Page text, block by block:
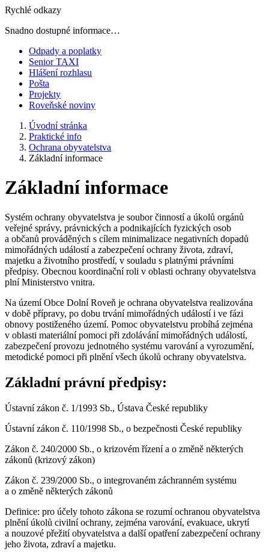
Rychlé odkazy
Snadno dostupné informace…
Odpady a poplatky
Senior TAXI
Hlášení rozhlasu
Pošta
Projekty
Roveňské noviny
Úvodní stránka
Praktické info
Ochrana obyvatelstva
Základní informace
Základní informace
Systém ochrany obyvatelstva je soubor činností a úkolů orgánů
veřejné správy, právnických a podnikajících fyzických osob
a občanů prováděných s cílem minimalizace negativních dopadů
mimořádných událostí a zabezpečení ochrany života, zdraví,
majetku a životního prostředí, v souladu s platnými právními
předpisy. Obecnou koordinační roli v oblasti ochrany obyvatelstva
plní Ministerstvo vnitra.
Na území Obce Dolní Roveň je ochrana obyvatelstva realizována
v době přípravy, po dobu trvání mimořádných událostí i ve fázi
obnovy postiženého území. Pomoc obyvatelstvu probíhá zejména
v oblasti materiální pomoci při zdolávání mimořádných událostí,
zabezpečení provozu jednotného systému varování a vyrozumění,
metodické pomoci při plnění všech úkolů ochrany obyvatelstva.
Základní právní předpisy:
Ústavní zákon č. 1/1993 Sb., Ústava České republiky
Ústavní zákon č. 110/1998 Sb., o bezpečnosti České republiky
Zákon č. 240/2000 Sb., o krizovém řízení a o změně některých
zákonů (krizový zákon)
Zákon č. 239/2000 Sb., o integrovaném záchranném systému
a o změně některých zákonů
Definice: pro účely tohoto zákona se rozumí ochranou obyvatelstva
plnění úkolů civilní ochrany, zejména varování, evakuace, ukrytí
a nouzové přežití obyvatelstva a další opatření zabezpečení ochrany
jeho života, zdraví a majetku.